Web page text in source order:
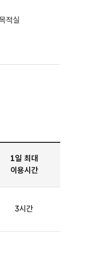
적실
1일 최대
이용시간
3시간